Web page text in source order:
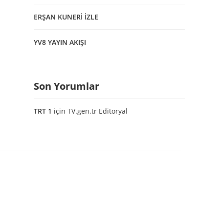
ERŞAN KUNERİ İZLE
YV8 YAYIN AKIŞI
Son Yorumlar
TRT 1 için TV.gen.tr Editoryal